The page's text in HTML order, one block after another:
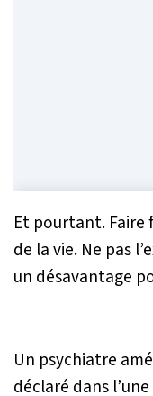
Et pourtant. Faire
de la vie. Ne pas
un désavantage
Un psychiatre
déclaré dans